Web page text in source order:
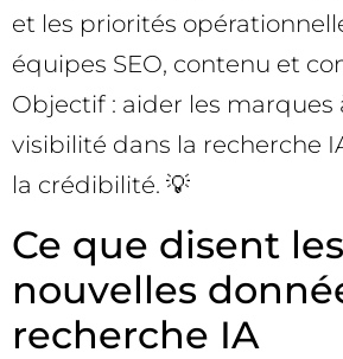
et les priorités
équipes SEO, contenu et
Objectif : aider les marques
visibilité dans la recherche
la crédibilité. 💡
Ce que disent les
nouvelles
recherche IA